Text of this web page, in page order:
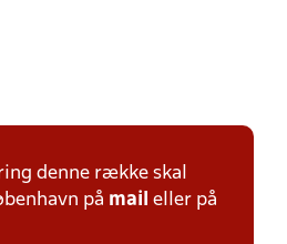
denne række skal
på mail eller på